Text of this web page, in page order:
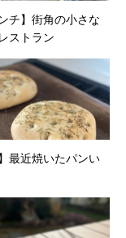
チ】街角の小さな
ストラン
最近焼いたパンい